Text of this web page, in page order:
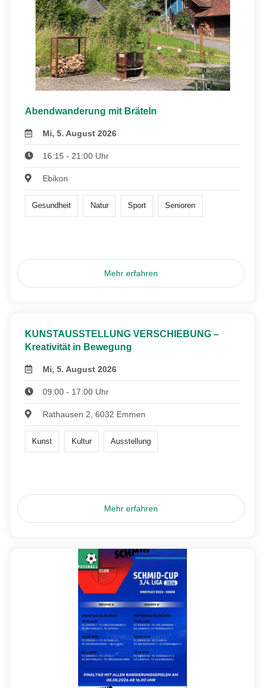
Abendwanderung mit Bräteln
Mi, 5. August 2026
16:15 - 21:00 Uhr
Ebikon
Gesundheit Natur Sport Senioren
Mehr erfahren
KUNSTAUSSTELLUNG VERSCHIEBUNG –
Kreativität in Bewegung
Mi, 5. August 2026
09:00 - 17:00 Uhr
Rathausen 2, 6032 Emmen
Kunst Kultur Ausstellung
Mehr erfahren